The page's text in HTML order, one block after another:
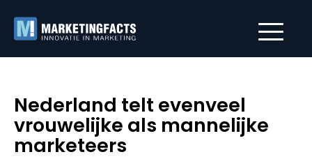
Nederland telt evenveel
vrouwelijke als mannelijke
marketeers